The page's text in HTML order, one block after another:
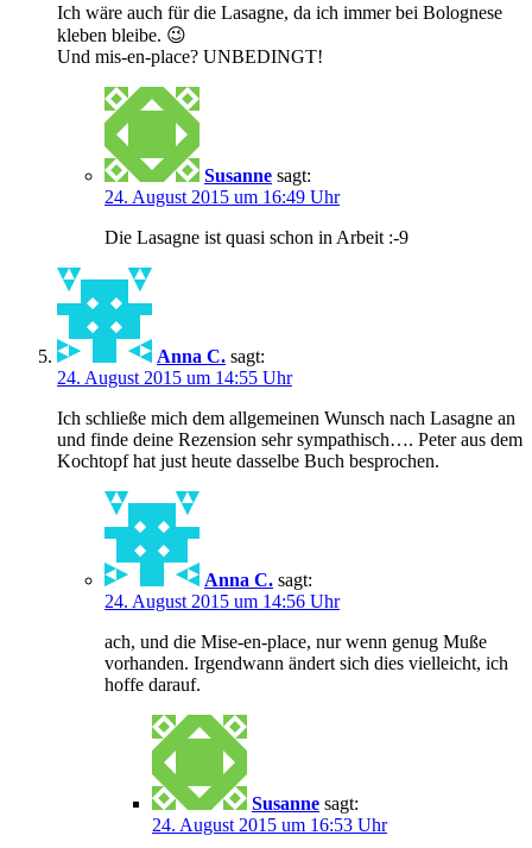
Ich wäre auch für die Lasagne, da ich immer bei Bolognese
kleben bleibe. 😉
Und mis-en-place? UNBEDINGT!
Susanne sagt:
24. August 2015 um 16:49 Uhr
Die Lasagne ist quasi schon in Arbeit :-9
Anna C. sagt:
24. August 2015 um 14:55 Uhr
Ich schließe mich dem allgemeinen Wunsch nach Lasagne an
und finde deine Rezension sehr sympathisch…. Peter aus dem
Kochtopf hat just heute dasselbe Buch besprochen.
Anna C. sagt:
24. August 2015 um 14:56 Uhr
ach, und die Mise-en-place, nur wenn genug Muße
vorhanden. Irgendwann ändert sich dies vielleicht, ich
hoffe darauf.
Susanne sagt:
24. August 2015 um 16:53 Uhr